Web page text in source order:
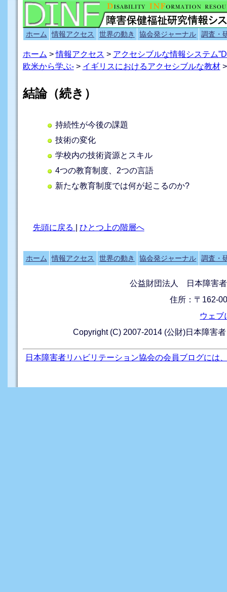
ホーム 情報アクセス 世界の動き 協会発ジャーナル 調査・
ホーム >情報アクセス > アクセシブルな情報システム
欧米から学ぶ-> イギリスにおけるアクセシブルな教材>
結論（続き）
持続性が今後の課題
技術の変化
学校内の技術資源とスキル
4つの教育制度、2つの言語
新たな教育制度では何が起こるのか?
先頭に戻る ひとつ上の階層へ
ホーム 情報アクセス 世界の動き 協会発ジャーナル 調査・
公益財団法人 日本障害
住所：〒162-
ウェブ
Copyright (C) 2007-2014 (公財)日本障害
日本障害者リハビリテーション協会の会員ブログには